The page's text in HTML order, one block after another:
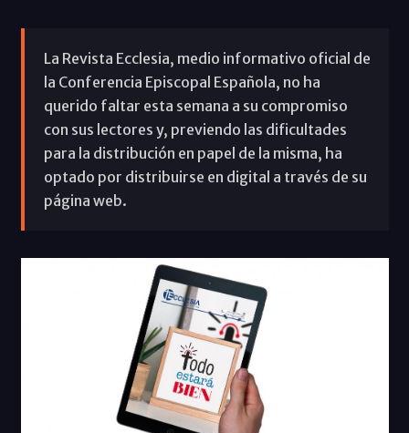
La Revista Ecclesia, medio informativo oficial de
la Conferencia Episcopal Española, no ha
querido faltar esta semana a su compromiso
con sus lectores y, previendo las dificultades
para la distribución en papel de la misma, ha
optado por distribuirse en digital a través de su
página web.